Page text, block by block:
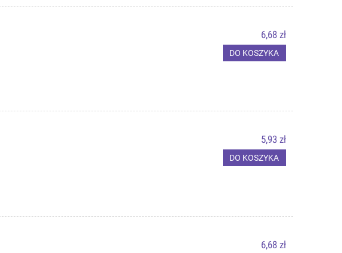
6,68 zł
DO KOSZYKA
5,93 zł
DO KOSZYKA
6,68 zł